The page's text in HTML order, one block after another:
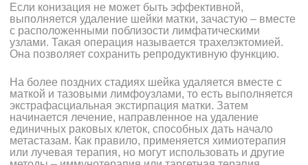
Если конизация не может быть эффективной,
выполняется удаление шейки матки, зачастую – вместе
с расположенными поблизости лимфатическими
узлами. Такая операция называется трахелэктомией.
Она позволяет сохранить репродуктивную функцию.
На более поздних стадиях шейка удаляется вместе с
маткой и тазовыми лимфоузлами, то есть выполняется
экстрафасциальная экстирпация матки. Затем
начинается лечение, направленное на удаление
единичных раковых клеток, способных дать начало
метастазам. Как правило, применяется химиотерапия
или лучевая терапия, но могут использовать и другие